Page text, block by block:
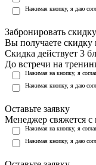
Нажимая кнопку, я даю
Забронировать скидку
Вы получаете скидку
Скидка действует 3
До встречи на
Нажимая на кнопку, я
Нажимая кнопку, я даю
Оставьте заявку
Менеджер свяжется с
Нажимая на кнопку, я
Нажимая кнопку, я даю